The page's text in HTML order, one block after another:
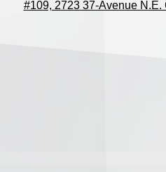
#109, 2723 37-Avenue